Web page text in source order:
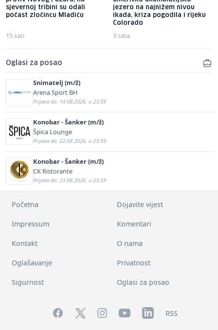
sjevernoj tribini su odali
počast zločincu Mladiću
15 sati
jezero na najnižem nivou
ikada, kriza pogodila i rijeku
Colorado
3 sata
Oglasi za posao
Snimatelj (m/ž)
Arena Sport BH
Prijava do: 14.08.2026. u 23:59
Konobar - Šanker (m/ž)
Špica Lounge
Prijava do: 22.08.2026. u 23:59
Konobar - Šanker (m/ž)
CK Ristorante
Prijava do: 23.08.2026. u 23:59
Početna Dojavite vijest
Impressum Komentari
Kontakt O nama
Oglašavanje Privatnost
Sigurnost Oglasi za posao
FacebookTwitterInstagramYouTubeLinkedInRSS